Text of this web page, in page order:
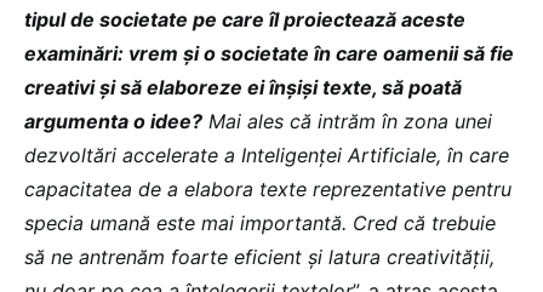
tipul de societate pe care îl proiectează aceste
examinări: vrem și o societate în care oamenii să fie
creativi și să elaboreze ei înșiși texte, să poată
argumenta o idee? Mai ales că intrăm în zona unei
dezvoltări accelerate a Inteligenței Artificiale, în care
capacitatea de a elabora texte reprezentative pentru
specia umană este mai importantă. Cred că trebuie
să ne antrenăm foarte eficient și latura creativității,